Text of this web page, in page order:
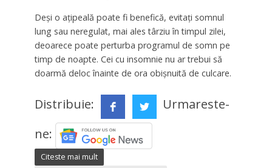
Deși o ațipeală poate fi benefică, evitați somnul
lung sau neregulat, mai ales târziu în timpul zilei,
deoarece poate perturba programul de somn pe
timp de noapte. Cei cu insomnie nu ar trebui să
doarmă deloc înainte de ora obișnuită de culcare.
Distribuie:
Urmareste-
ne:
Citeste mai mult